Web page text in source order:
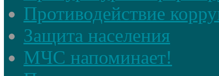
Противодействие
Защита населения
МЧС напоминает!